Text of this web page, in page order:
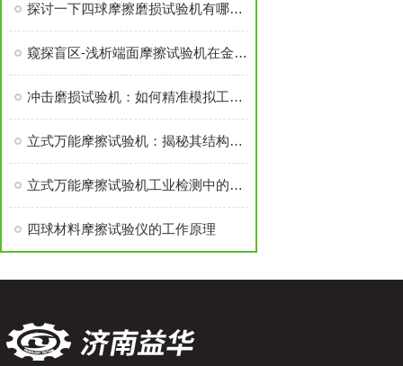
探讨一下四球摩擦磨损试验机有哪些优点
窥探盲区-浅析端面摩擦试验机在金属材料测试中的应用
冲击磨损试验机：如何精准模拟工况？
立式万能摩擦试验机：揭秘其结构与功能的深度探索
立式万能摩擦试验机工业检测中的精准之翼
四球材料摩擦试验仪的工作原理